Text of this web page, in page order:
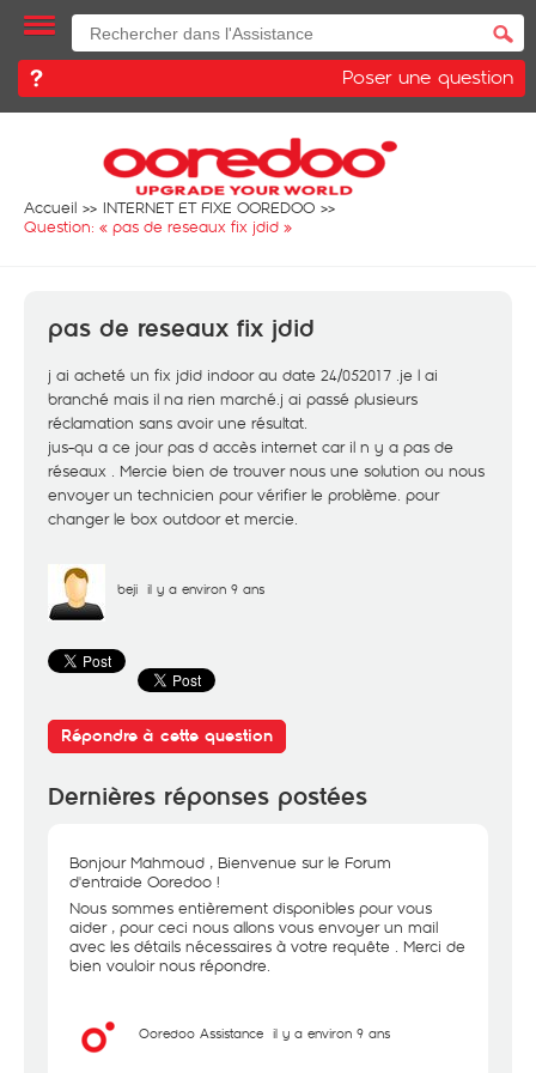
Poser une question
Accueil
INTERNET ET FIXE OOREDOO
Question: « pas de reseaux fix jdid »
pas de reseaux fix jdid
j ai acheté un fix jdid indoor au date 24/052017 .je l ai
branché mais il na rien marché.j ai passé plusieurs
réclamation sans avoir une résultat.
jus-qu a ce jour pas d accès internet car il n y a pas de
réseaux . Mercie bien de trouver nous une solution ou nous
envoyer un technicien pour vérifier le problème. pour
changer le box outdoor et mercie.
beji il y a environ 9 ans
Répondre à cette question
Dernières réponses postées
Bonjour Mahmoud , Bienvenue sur le Forum
d'entraide Ooredoo !
Nous sommes entièrement disponibles pour vous
aider , pour ceci nous allons vous envoyer un mail
avec les détails nécessaires à votre requête . Merci de
bien vouloir nous répondre.
Ooredoo Assistance il y a environ 9 ans